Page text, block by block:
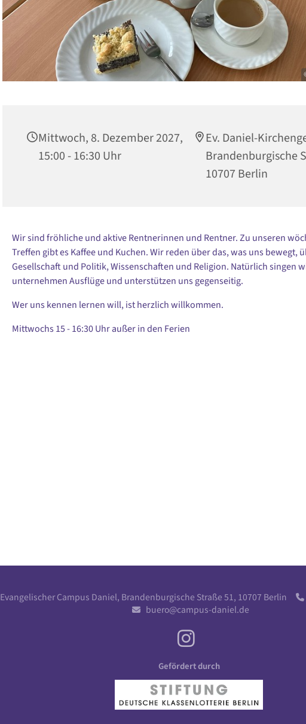
Mittwoch, 8. Dezember 2027,
15:00 - 16:30 Uhr
Ev. Daniel-
Brandenburgische
10707 Berlin
Wir sind fröhliche und aktive Rentnerinnen und Rentner. Zu unseren
Treffen gibt es Kaffee und Kuchen. Wir reden über das, was uns bewegt,
Gesellschaft und Politik, Wissenschaften und Religion. Natürlich singen
unternehmen Ausflüge und unterstützen uns gegenseitig.
Wer uns kennen lernen will, ist herzlich willkommen.
Mittwochs 15 - 16:30 Uhr außer in den Ferien
Evangelischer Campus Daniel, Brandenburgische Straße 51, 10707 Berlin 
 buero@campus-daniel.de
Gefördert durch